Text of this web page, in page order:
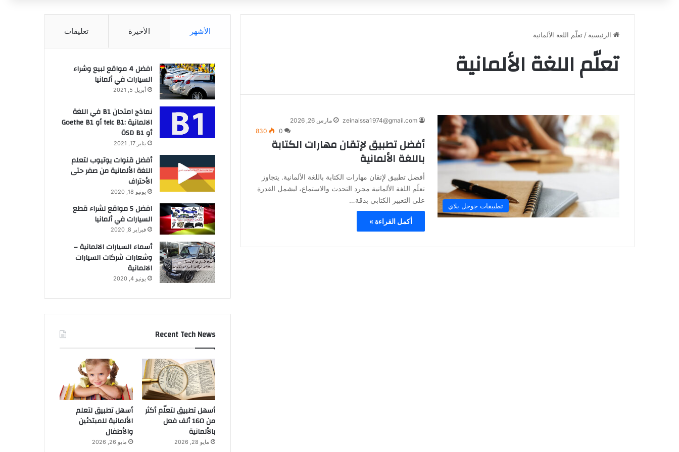
الرئيسية / تعلّم اللغة الألمانية
تعلّم اللغة الألمانية
تطبيقات جوجل بلاي
zeinaissa1974@gmail.com
مارس 26, 2026
0
830
أفضل تطبيق لإتقان مهارات الكتابة
باللغة الألمانية
أفضل تطبيق لإتقان مهارات الكتابة باللغة الألمانية. يتجاوز
تعلّم اللغة الألمانية مجرد التحدث والاستماع، ليشمل القدرة
على التعبير الكتابي بدقة…
أكمل القراءة »
الأشهر الأخيرة تعليقات
افضل 4 مواقع لبيع وشراء
السيارات في ألمانيا
أبريل 5, 2021
نماذج امتحان B1 في اللغة
الالمانية :telc B1 أو Goethe B1
أو ÖSD B1
يناير 17, 2021
أفضل قنوات يوتيوب لتعلم
اللغة الألمانية من صفر حتى
الأحتراف
يونيو 18, 2020
افضل 5 مواقع لشراء قطع
السيارات في ألمانيا
فبراير 8, 2020
أسماء السيارات الالمانية –
وشعارات شركات السيارات
الالمانية
يونيو 4, 2020
Recent Tech News
أسهل تطبيق لتعلّم أكثر
من 160 ألف فعل
بالألمانية
مايو 28, 2026
أسهل تطبيق لتعلم
الألمانية للمبتدئين
والأطفال
مايو 26, 2026